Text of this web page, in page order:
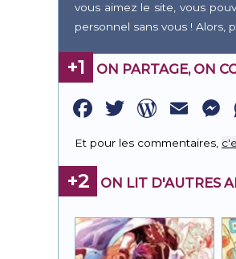
vous aimez le site, vous
personnel sans vous ! Alors,
+1 ON PARTAGE, ON
Facebook
Twitter
Et pour les commentaires,
+2 ON LIT D'AUTRES